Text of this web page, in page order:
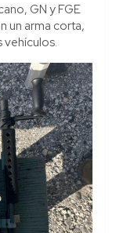
GN y FGE
un arma corta,
vehículos.